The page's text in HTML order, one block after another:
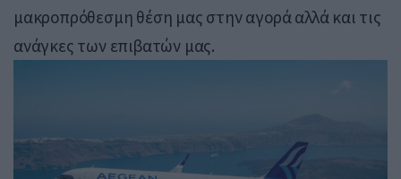
μακροπρόθεσμη θέση μας στην αγορά αλλά και τις
ανάγκες των επιβατών μας.